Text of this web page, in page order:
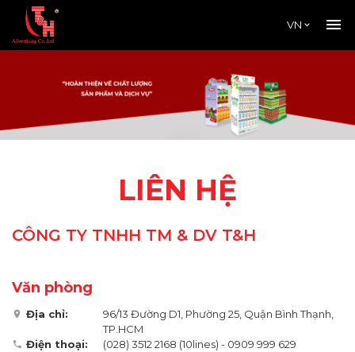
VN
LIÊN HỆ
CÔNG TY TNHH TM & DV T&H
Văn phòng
Địa chỉ:
96/13 Đường D1, Phường 25, Quận Bình Thạnh,
TP.HCM
Điện thoại:
(028) 3512 2168 (10lines) - 0909 999 629